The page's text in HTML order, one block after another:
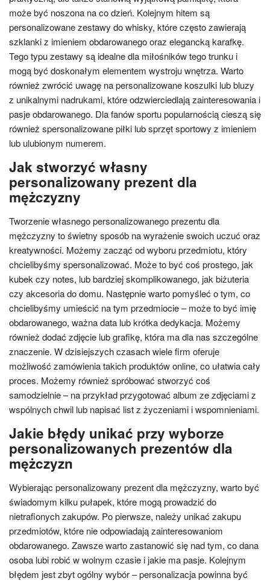
może być noszona na co dzień. Kolejnym hitem są
personalizowane zestawy do whisky, które często zawierają
szklanki z imieniem obdarowanego oraz elegancką karafkę.
Tego typu zestawy są idealne dla miłośników tego trunku i
mogą być doskonałym elementem wystroju wnętrza. Warto
również zwrócić uwagę na personalizowane koszulki lub bluzy
z unikalnymi nadrukami, które odzwierciedlają zainteresowania i
pasje obdarowanego. Dla fanów sportu popularnością cieszą się
również spersonalizowane piłki lub sprzęt sportowy z imieniem
lub ulubionym numerem.
Jak stworzyć własny
personalizowany prezent dla
mężczyzny
Tworzenie własnego personalizowanego prezentu dla
mężczyzny to świetny sposób na wyrażenie swoich uczuć oraz
kreatywności. Możemy zacząć od wyboru przedmiotu, który
chcielibyśmy spersonalizować. Może to być coś prostego, jak
kubek czy notes, lub bardziej skomplikowanego, jak biżuteria
czy akcesoria do domu. Następnie warto pomyśleć o tym, co
chcielibyśmy umieścić na tym przedmiocie – może to być imię
obdarowanego, ważna data lub krótka dedykacja. Możemy
również dodać zdjęcie lub grafikę, która ma dla nas szczególne
znaczenie. W dzisiejszych czasach wiele firm oferuje
możliwość zamówienia takich produktów online, co ułatwia cały
proces. Możemy również spróbować stworzyć coś
samodzielnie – na przykład przygotować album ze zdjęciami z
wspólnych chwil lub napisać list z życzeniami i wspomnieniami.
Jakie błędy unikać przy wyborze
personalizowanych prezentów dla
mężczyzn
Wybierając personalizowany prezent dla mężczyzny, warto być
świadomym kilku pułapek, które mogą prowadzić do
nietrafionych zakupów. Po pierwsze, należy unikać zakupu
przedmiotów, które nie odpowiadają zainteresowaniom
obdarowanego. Zawsze warto zastanowić się nad tym, co dana
osoba lubi robić w wolnym czasie i jakie ma pasje. Kolejnym
błędem jest zbyt ogólny wybór – personalizacja powinna być